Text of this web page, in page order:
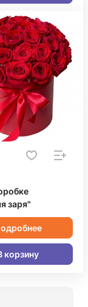
заря"
корзину